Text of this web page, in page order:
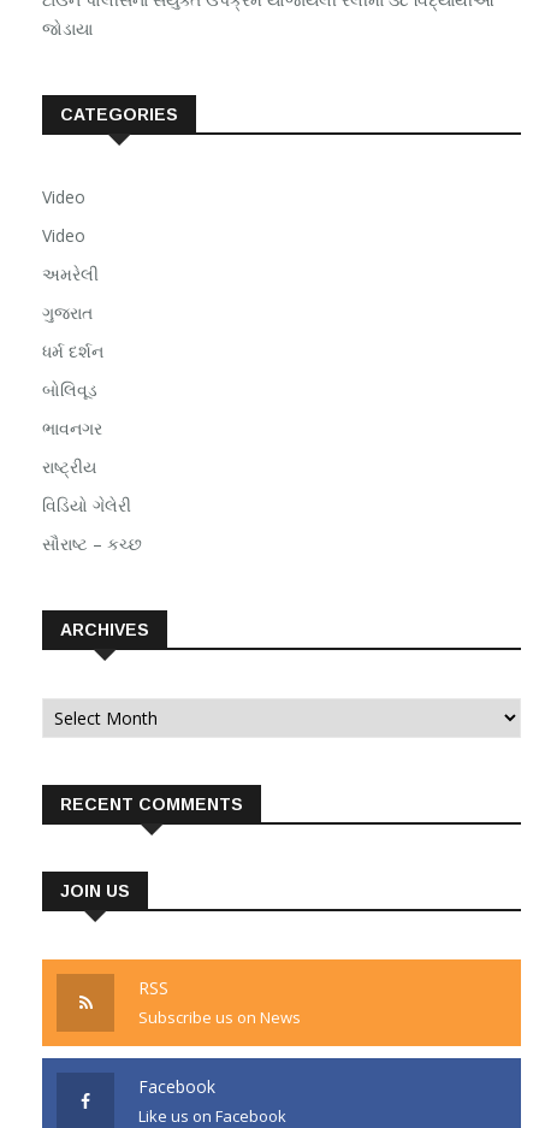
જોડાયા
CATEGORIES
Video
Video
અમરેલી
ગુજરાત
ધર્મ દર્શન
બોલિવૂડ
ભાવનગર
રાષ્ટ્રીય
વિડિયો ગેલેરી
સૌરાષ્ટ – કચ્છ
ARCHIVES
Archives
RECENT COMMENTS
JOIN US
RSS
Subscribe us on News
Facebook
Like us on Facebook